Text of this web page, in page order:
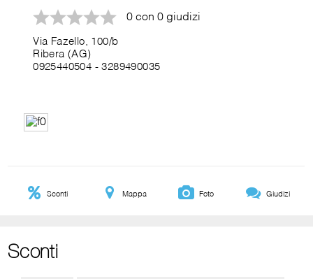
0 con 0 giudizi
Via Fazello, 100/b
Ribera (AG)
0925440504 -3289490035
Sconti Mappa Foto Giudizi
Sconti